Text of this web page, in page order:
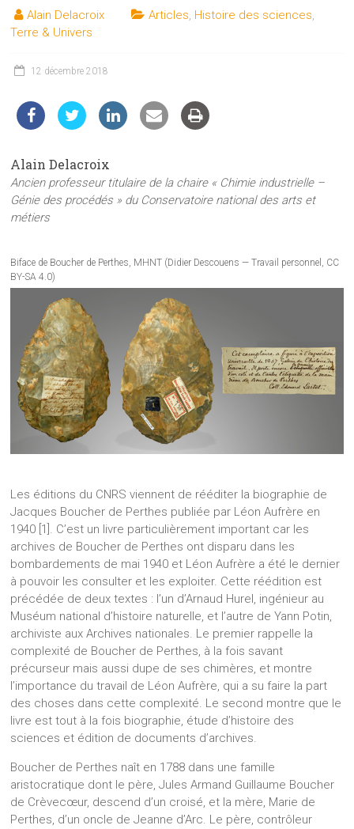
les
techniques
du
Alain Delacroix Articles Histoire des sciences
Terre & Univers
12 décembre 2018
Alain Delacroix
Ancien professeur titulaire de la chaire « Chimie industrielle –
Génie des procédés » du Conservatoire national des arts et
métiers
Biface de Boucher de Perthes, MHNT (Didier Descouens — Travail personnel, CC
BY-SA 4.0)
Les éditions du CNRS viennent de rééditer la biographie de
Jacques Boucher de Perthes publiée par Léon Aufrère en
1940 [1]. C’est un livre particulièrement important car les
archives de Boucher de Perthes ont disparu dans les
bombardements de mai 1940 et Léon Aufrère a été le dernier
à pouvoir les consulter et les exploiter. Cette réédition est
précédée de deux textes : l’un d’Arnaud Hurel, ingénieur au
Muséum national d’histoire naturelle, et l’autre de Yann Potin,
archiviste aux Archives nationales. Le premier rappelle la
complexité de Boucher de Perthes, à la fois savant
précurseur mais aussi dupe de ses chimères, et montre
l’importance du travail de Léon Aufrère, qui a su faire la part
des choses dans cette complexité. Le second montre que le
livre est tout à la fois biographie, étude d’histoire des
sciences et édition de documents d’archives.
Boucher de Perthes naît en 1788 dans une famille
aristocratique dont le père, Jules Armand Guillaume Boucher
de Crèvecœur, descend d’un croisé, et la mère, Marie de
Perthes, d’un oncle de Jeanne d’Arc. Le père, contrôleur